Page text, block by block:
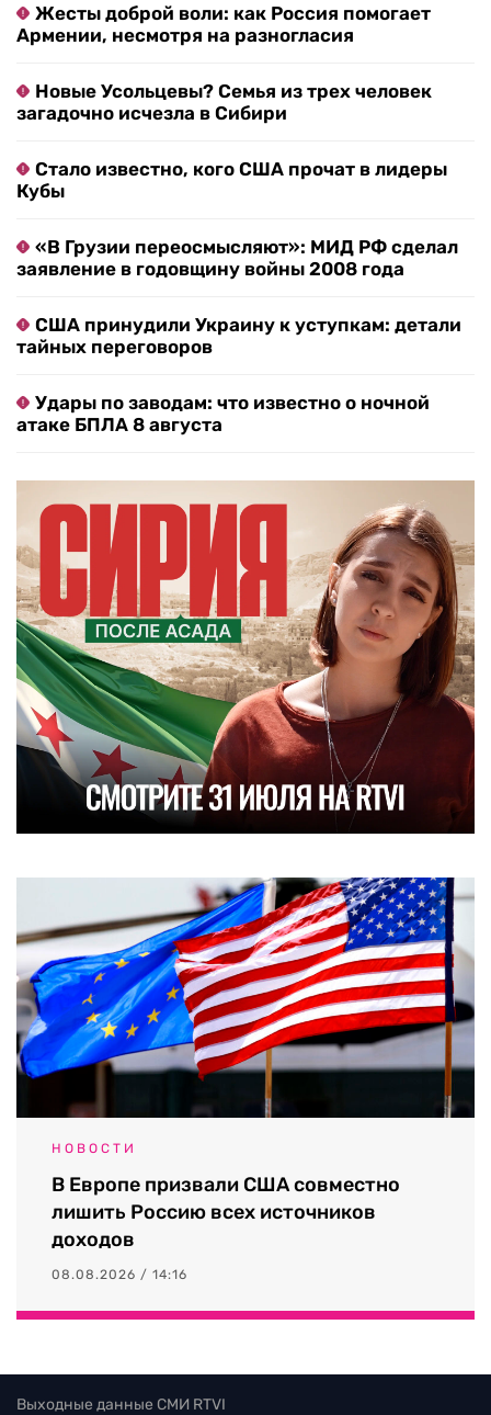
Жесты доброй воли: как Россия помогает
Армении, несмотря на разногласия
Новые Усольцевы? Семья из трех человек
загадочно исчезла в Сибири
Стало известно, кого США прочат в лидеры
Кубы
«В Грузии переосмысляют»: МИД РФ сделал
заявление в годовщину войны 2008 года
США принудили Украину к уступкам: детали
тайных переговоров
Удары по заводам: что известно о ночной
атаке БПЛА 8 августа
НОВОСТИ
В Европе призвали США совместно
лишить Россию всех источников
доходов
08.08.2026 / 14:16
Выходные данные СМИ RTVI